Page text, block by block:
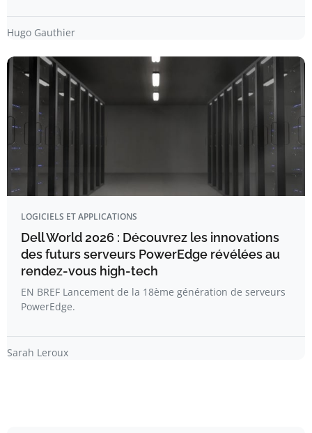
Hugo Gauthier
LOGICIELS ET APPLICATIONS
Dell World 2026 : Découvrez les innovations
des futurs serveurs PowerEdge révélées au
rendez-vous high-tech
EN BREF Lancement de la 18ème génération de serveurs
PowerEdge.
Sarah Leroux